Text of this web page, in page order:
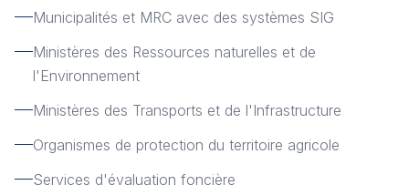
Municipalités et MRC avec des systèmes SIG
Ministères des Ressources naturelles et de
l'Environnement
Ministères des Transports et de l'Infrastructure
Organismes de protection du territoire agricole
Services d'évaluation foncière